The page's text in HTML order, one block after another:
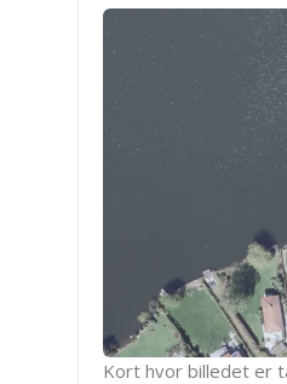
Kort hvor billedet er